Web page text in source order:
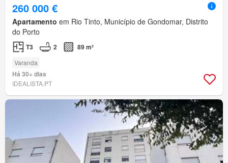
260 000 €
Apartamento em Rio Tinto, Município de Gondomar, Distrito
do Porto
T3 2 89 m²
Varanda
Há 30+ dias
IDEALISTA.PT